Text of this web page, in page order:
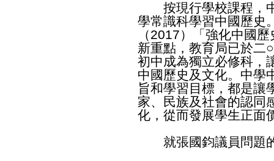
按現行學校課程，中
學常識科學習中國歷史
（2017）「強化中國
新重點，教育局已於二
初中成為獨立必修科，
中國歷史及文化。中學
旨和學習目標，都是讓
家、民族及社會的認同
化，從而發展學生正面
就張國鈞議員問題的